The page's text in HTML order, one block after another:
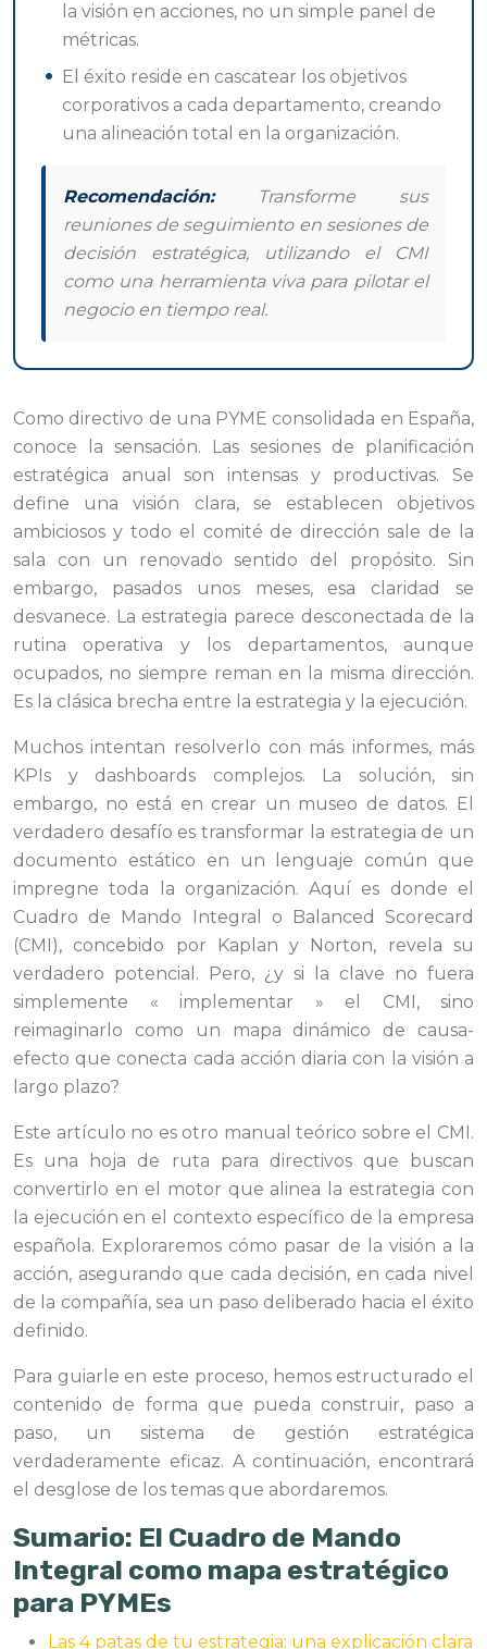
la visión en acciones, no un simple panel de
métricas.
El éxito reside en cascatear los objetivos
corporativos a cada departamento, creando
una alineación total en la organización.
Recomendación:Transforme sus
reuniones de seguimiento en sesiones de
decisión estratégica, utilizando el CMI
como una herramienta viva para pilotar el
negocio en tiempo real.
Como directivo de una PYME consolidada en España,
conoce la sensación. Las sesiones de planificación
estratégica anual son intensas y productivas. Se
define una visión clara, se establecen objetivos
ambiciosos y todo el comité de dirección sale de la
sala con un renovado sentido del propósito. Sin
embargo, pasados unos meses, esa claridad se
desvanece. La estrategia parece desconectada de la
rutina operativa y los departamentos, aunque
ocupados, no siempre reman en la misma dirección.
Es la clásica brecha entre la estrategia y la ejecución.
Muchos intentan resolverlo con más informes, más
KPIs y dashboards complejos. La solución, sin
embargo, no está en crear un museo de datos. El
verdadero desafío es transformar la estrategia de un
documento estático en un lenguaje común que
impregne toda la organización. Aquí es donde el
Cuadro de Mando Integral o Balanced Scorecard
(CMI), concebido por Kaplan y Norton, revela su
verdadero potencial. Pero, ¿y si la clave no fuera
simplemente « implementar » el CMI, sino
reimaginarlo como un mapa dinámico de causa-
efecto que conecta cada acción diaria con la visión a
largo plazo?
Este artículo no es otro manual teórico sobre el CMI.
Es una hoja de ruta para directivos que buscan
convertirlo en el motor que alinea la estrategia con
la ejecución en el contexto específico de la empresa
española. Exploraremos cómo pasar de la visión a la
acción, asegurando que cada decisión, en cada nivel
de la compañía, sea un paso deliberado hacia el éxito
definido.
Para guiarle en este proceso, hemos estructurado el
contenido de forma que pueda construir, paso a
paso, un sistema de gestión estratégica
verdaderamente eficaz. A continuación, encontrará
el desglose de los temas que abordaremos.
Sumario: El Cuadro de Mando
Integral como mapa estratégico
para PYMEs
Las 4 patas de tu estrategia: una explicación clara